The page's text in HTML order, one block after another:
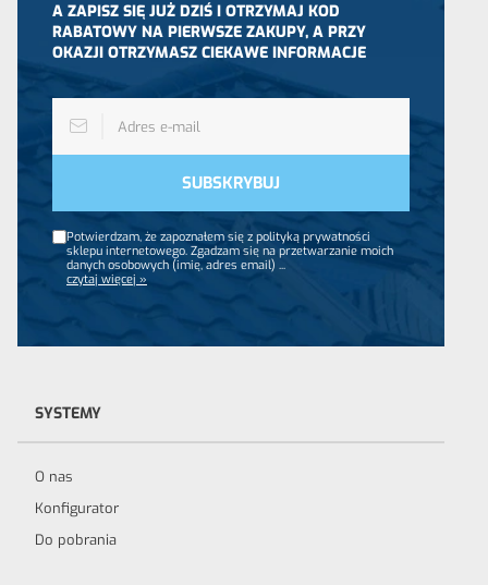
SYSTEMY
O nas
Konfigurator
Do pobrania
A ZAPISZ SIĘ JUŻ DZIŚ I OTRZYMAJ KOD
RABATOWY NA PIERWSZE ZAKUPY, A PRZY
OKAZJI OTRZYMASZ CIEKAWE INFORMACJE
Potwierdzam, że zapoznałem się z polityką prywatności
sklepu internetowego. Zgadzam się na przetwarzanie moich
danych osobowych (imię, adres email) ...
czytaj więcej »